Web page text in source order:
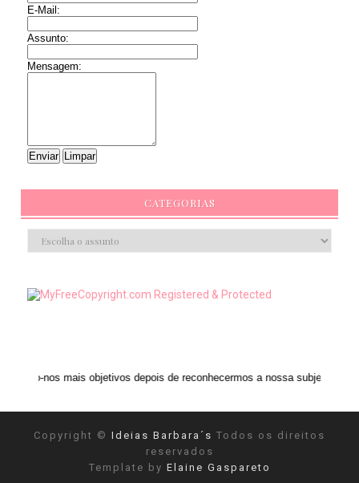
E-Mail:
Assunto:
Mensagem:
CATEGORIAS
mais objetivos depois de reconhecermos a nossa subjetividade." ANAIS
Copyright © Ideias Barbara´s Todos os direitos
reservados
Template by Elaine Gaspareto